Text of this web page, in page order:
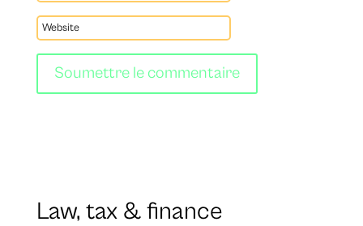
Soumettre le commentaire
Law, tax & finance